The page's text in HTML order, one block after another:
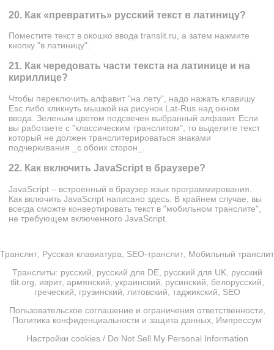
20. Как «превратить» русский текст в латиницу?
Поместите текст в окошко ввода translit.ru, а затем нажмите
кнопку "в латиницу".
21. Как чередовать части текста на латинице и на
кириллице?
Чтобы переключить алфавит "на лету", надо нажать клавишу
Esc либо кликнуть мышкой на рисунок Lat-Rus над окном
ввода. Зеленым цветом подсвечен выбранный алфавит. Если
вы работаете с "классическим транслитом", то выделите текст
который не должен транслитерироваться знаками
подчеркивания _с обоих сторон_.
22. Как включить JavaScript в браузере?
JavaScript – встроенный в браузер язык программирования.
Как включить JavaScript написано здесь . В крайнем случае, вы
всегда сможте конвертировать текст в "мобильном транслите",
не требующем включенного JavaScript.
Транслит Русская клавиатура SEO-транслит Мобильный транслит
Транслиты: русский русский для DE, русский для UK
русский
tlit.org
иврит, армянский украинский русинский белорусский
греческий
грузинский литовский таджикский
SEO
Пользовательское соглашение и ограничения ответственности
Политика конфиденциальности и защита данных Импрессум
Настройки cookies / Do Not Sell My Personal Information